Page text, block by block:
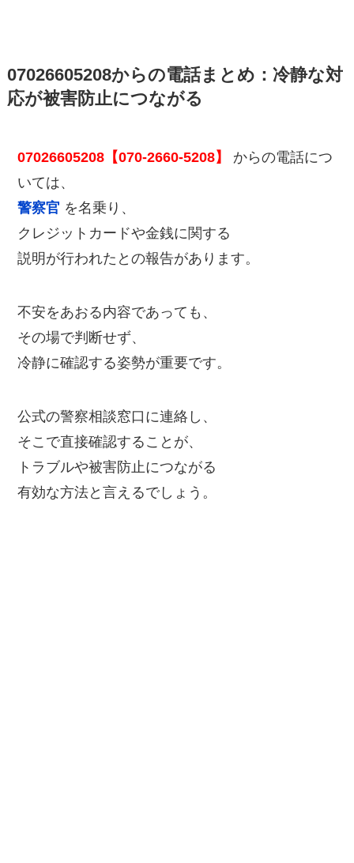
07026605208からの電話まとめ：冷静な対
応が被害防止につながる
07026605208【070-2660-5208】
からの電話につ
いては、
警察官 を名乗り、
クレジットカードや金銭に関する
説明が行われたとの報告があります。
不安をあおる内容であっても、
その場で判断せず、
冷静に確認する姿勢が重要です。
公式の警察相談窓口に連絡し、
そこで直接確認することが、
トラブルや被害防止につながる
有効な方法と言えるでしょう。